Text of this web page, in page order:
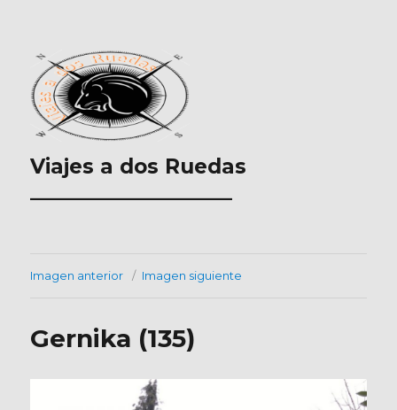
Viajes a dos Ruedas
___________________
Imagen anterior Imagen siguiente
Gernika (135)